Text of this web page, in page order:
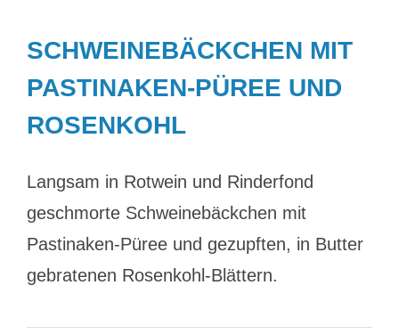
SCHWEINEBÄCKCHEN MIT
PASTINAKEN-PÜREE UND
ROSENKOHL
Langsam in Rotwein und Rinderfond
geschmorte Schweinebäckchen mit
Pastinaken-Püree und gezupften, in Butter
gebratenen Rosenkohl-Blättern.